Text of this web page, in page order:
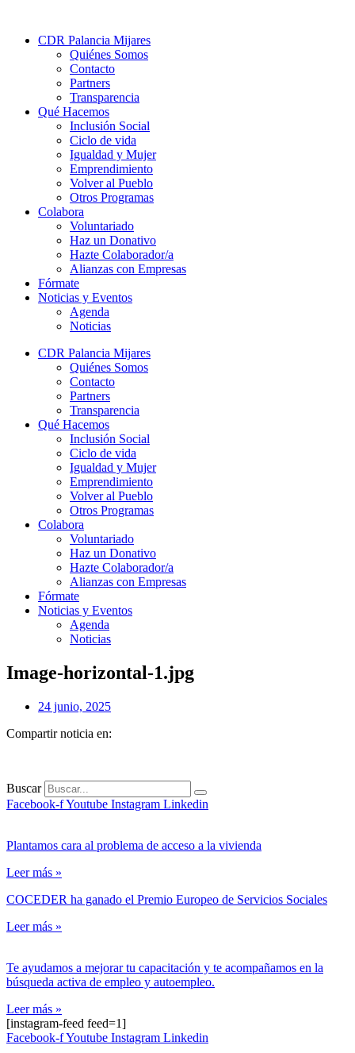
CDR Palancia Mijares
Quiénes Somos
Contacto
Partners
Transparencia
Qué Hacemos
Inclusión Social
Ciclo de vida
Igualdad y Mujer
Emprendimiento
Volver al Pueblo
Otros Programas
Colabora
Voluntariado
Haz un Donativo
Hazte Colaborador/a
Alianzas con Empresas
Fórmate
Noticias y Eventos
Agenda
Noticias
CDR Palancia Mijares
Quiénes Somos
Contacto
Partners
Transparencia
Qué Hacemos
Inclusión Social
Ciclo de vida
Igualdad y Mujer
Emprendimiento
Volver al Pueblo
Otros Programas
Colabora
Voluntariado
Haz un Donativo
Hazte Colaborador/a
Alianzas con Empresas
Fórmate
Noticias y Eventos
Agenda
Noticias
Image-horizontal-1.jpg
24 junio, 2025
Compartir noticia en:
Buscar
Facebook-fYoutube Instagram Linkedin
Plantamos cara al problema de acceso a la vivienda
Leer más »
COCEDER ha ganado el Premio Europeo de Servicios Sociales
Leer más »
Te ayudamos a mejorar tu capacitación y te acompañamos en la
búsqueda activa de empleo y autoempleo.
Leer más »
[instagram-feed feed=1]
Facebook-fYoutube Instagram Linkedin